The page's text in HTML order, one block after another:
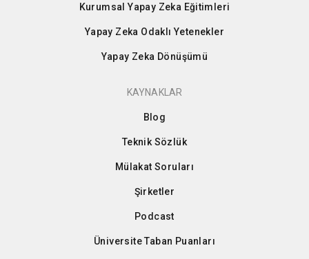
Kurumsal Yapay Zeka Eğitimleri
Yapay Zeka Odaklı Yetenekler
Yapay Zeka Dönüşümü
KAYNAKLAR
Blog
Teknik Sözlük
Mülakat Soruları
Şirketler
Podcast
Üniversite Taban Puanları